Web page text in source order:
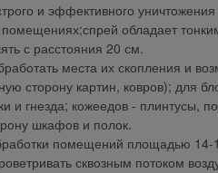
и эффективного
обладает
с расстояния 20 см.
места их скопления и
сторону картин, ковров); для
и гнезда; кожеедов - плинтусы,
шкафов и полок.
помещений площадью 14-
сквозным потоком